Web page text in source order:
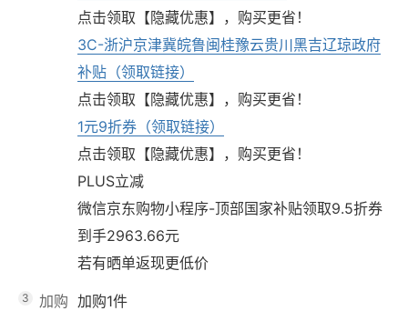
点击领取【隐藏优惠】，购买更省！
3C-浙沪京津冀皖鲁闽桂豫云贵川黑吉辽琼政府
补贴（领取链接）
点击领取【隐藏优惠】，购买更省！
1元9折券（领取链接）
点击领取【隐藏优惠】，购买更省！
PLUS立减
微信京东购物小程序-顶部国家补贴领取9.5折券
到手2963.66元
若有晒单返现更低价
3 加购 加购1件